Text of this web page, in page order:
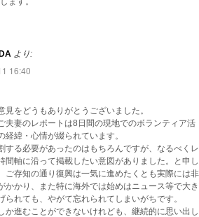
より:
16:40
見をどうもありがとうございました。
夫妻のレポートは8日間の現地でのボランティア活
経緯・心情が綴られています。
する必要があったのはもちろんですが、なるべくレ
間軸に沿って掲載したい意図がありました。と申し
ご存知の通り復興は一気に進めたくとも実際には非
かかり、また特に海外では始めはニュース等で大き
られても、やがて忘れられてしまいがちです。
か進むことができないけれども、継続的に思い出し